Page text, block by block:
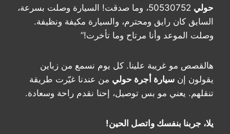
حولي
50530752، وما صدقت! السيارة وصلت بسرعة،
السايق كان رايق ومحترم، والسيارة مكيفة ونظيفة.
وصلت الموعد وأنا مرتاح وما تأخرت!”
هالقصص مو غريبة علينا. كل يوم نسمع من زباين
يقولون إن سيارة أجرة حولي من عندنا غيّرت طريقة
تنقلهم. يعني مو بس توصيل، إحنا نقدم راحة وسعادة.
يلا، جربنا بنفسك واتصل الحين!